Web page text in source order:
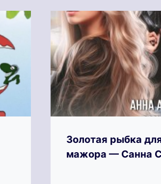
Золотая рыбка
мажора — Санна